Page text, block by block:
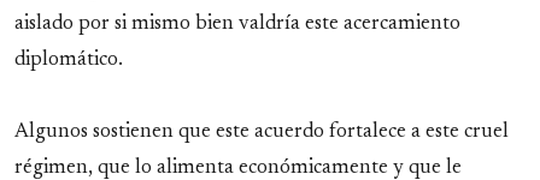
aislado por si mismo bien valdría este acercamiento
diplomático.
Algunos sostienen que este acuerdo fortalece a este cruel
régimen, que lo alimenta económicamente y que le